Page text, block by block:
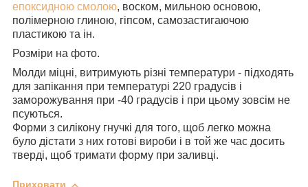
епоксидною смолою, воском, мильною основою,
полімерною глиною, гіпсом, самозастигаючою
пластикою та ін.
Розміри на фото.
Молди міцні, витримують різні температури - підходять
для запікання при температурі 220 градусів і
заморожування при -40 градусів і при цьому зовсім не
псуються.
Форми з силікону гнучкі для того, щоб легко можна
було дістати з них готові вироби і в той же час досить
тверді, щоб тримати форму при заливці.
Приховати